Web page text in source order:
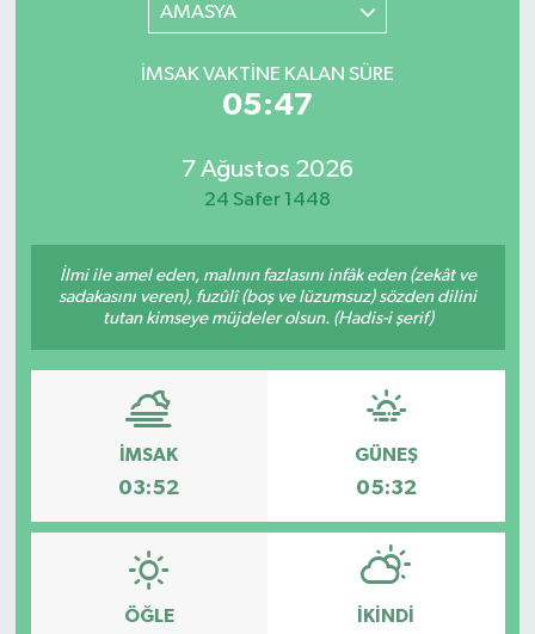
AMASYA
İMSAK VAKTINE KALAN SÜRE
05:47
7 Ağustos 2026
24 Safer 1448
İlmi ile amel eden, malının fazlasını infâk eden (zekât ve
sadakasını veren), fuzûlî (boş ve lüzumsuz) sözden dilini
tutan kimseye müjdeler olsun. (Hadis-i şerif)
İMSAK
03:52
GÜNEŞ
05:32
ÖĞLE İKINDI